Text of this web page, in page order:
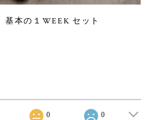
本の１WEEK セット
0 0